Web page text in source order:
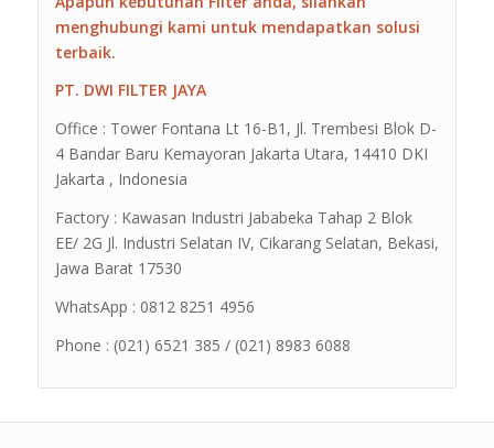
menghubungi kami untuk mendapatkan solusi
terbaik.
PT. DWI FILTER JAYA
Office : Tower Fontana Lt 16-B1, Jl. Trembesi Blok D-
4 Bandar Baru Kemayoran Jakarta Utara, 14410 DKI
Jakarta , Indonesia
Factory : Kawasan Industri Jababeka Tahap 2 Blok
EE/ 2G Jl. Industri Selatan IV, Cikarang Selatan, Bekasi,
Jawa Barat 17530
WhatsApp : 0812 8251 4956
Phone : (021) 6521 385 / (021) 8983 6088